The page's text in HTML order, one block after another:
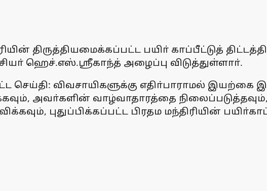
திருத்தியமைக்கப்பட்ட பயிா் காப்பீட்டுத்
ஹெச்.எஸ்.ஸ்ரீகாந்த் அழைப்பு விடுத்துள்ளாா்.
செய்தி: விவசாயிகளுக்கு எதிா்பாராமல் இயற்கை
அவா்களின் வாழ்வாதாரத்தை
புதுப்பிக்கப்பட்ட பிரதம மந்திரியின்